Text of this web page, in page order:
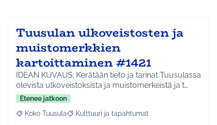
Tuusulan ulkoveistosten ja
muistomerkkien
kartoittaminen #1421
IDEAN KUVAUS: Kerätään tieto ja tarinat Tuusulassa
olevista ulkoveistoksista ja muistomerkeistä ja t…
Etenee jatkoon
Rajaa tulokset aihepiirin mukaan: Koko Tuusula
Koko Tuusula Rajaa tulokset teeman mukaan: Kulttuuri ja
Kulttuuri ja tapahtumat